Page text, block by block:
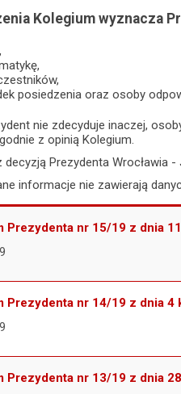
Kolegium wyznacza
posiedzenia oraz osoby
nie zdecyduje inaczej,
z opinią Kolegium.
decyzją Prezydenta Wrocławia
informacje nie zawierają
Prezydenta nr 15/19 z dnia
Prezydenta nr 14/19 z dnia 4
Prezydenta nr 13/19 z dnia